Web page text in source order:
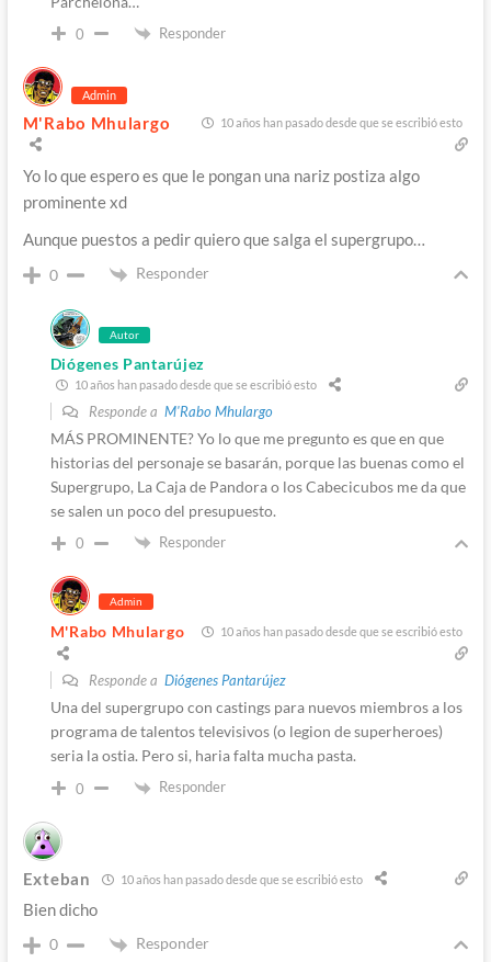
0 Responder
Admin
M'Rabo Mhulargo 10 años han pasado desde que se escribió esto
Yo lo que espero es que le pongan una nariz postiza algo
prominente xd
Aunque puestos a pedir quiero que salga el supergrupo…
0 Responder
Autor
Diógenes Pantarújez
10 años han pasado desde que se escribió esto
Responde a M'Rabo Mhulargo
MÁS PROMINENTE? Yo lo que me pregunto es que en que
historias del personaje se basarán, porque las buenas como el
Supergrupo, La Caja de Pandora o los Cabecicubos me da que
se salen un poco del presupuesto.
0 Responder
Admin
M'Rabo Mhulargo 10 años han pasado desde que se escribió esto
Responde a Diógenes Pantarújez
Una del supergrupo con castings para nuevos miembros a los
programa de talentos televisivos (o legion de superheroes)
seria la ostia. Pero si, haria falta mucha pasta.
0 Responder
Exteban 10 años han pasado desde que se escribió esto
Bien dicho
0 Responder